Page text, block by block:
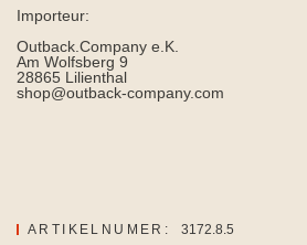
Importeur:
Outback.Company e.K.
Am Wolfsberg 9
28865 Lilienthal
shop@outback-company.com
ARTIKELNUMER: 3172.8.5